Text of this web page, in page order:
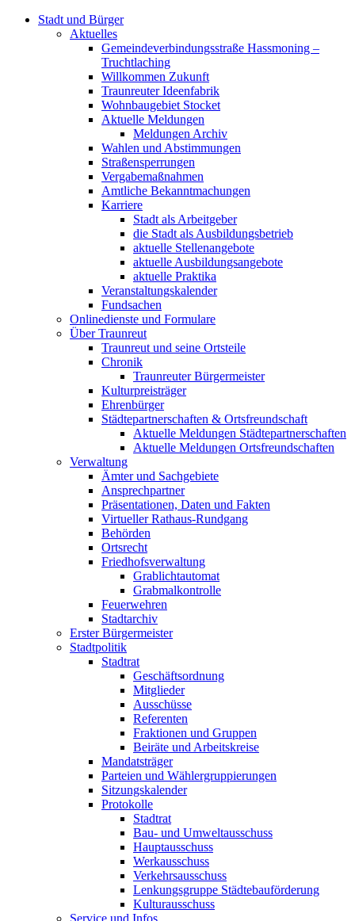
Stadt und Bürger
Aktuelles
Gemeindeverbindungsstraße Hassmoning –
Truchtlaching
Willkommen Zukunft
Traunreuter Ideenfabrik
Wohnbaugebiet Stocket
Aktuelle Meldungen
Meldungen Archiv
Wahlen und Abstimmungen
Straßensperrungen
Vergabemaßnahmen
Amtliche Bekanntmachungen
Karriere
Stadt als Arbeitgeber
die Stadt als Ausbildungsbetrieb
aktuelle Stellenangebote
aktuelle Ausbildungsangebote
aktuelle Praktika
Veranstaltungskalender
Fundsachen
Onlinedienste und Formulare
Über Traunreut
Traunreut und seine Ortsteile
Chronik
Traunreuter Bürgermeister
Kulturpreisträger
Ehrenbürger
Städtepartnerschaften & Ortsfreundschaft
Aktuelle Meldungen Städtepartnerschaften
Aktuelle Meldungen Ortsfreundschaften
Verwaltung
Ämter und Sachgebiete
Ansprechpartner
Präsentationen, Daten und Fakten
Virtueller Rathaus-Rundgang
Behörden
Ortsrecht
Friedhofsverwaltung
Grablichtautomat
Grabmalkontrolle
Feuerwehren
Stadtarchiv
Erster Bürgermeister
Stadtpolitik
Stadtrat
Geschäftsordnung
Mitglieder
Ausschüsse
Referenten
Fraktionen und Gruppen
Beiräte und Arbeitskreise
Mandatsträger
Parteien und Wählergruppierungen
Sitzungskalender
Protokolle
Stadtrat
Bau- und Umweltausschuss
Hauptausschuss
Werkausschuss
Verkehrsausschuss
Lenkungsgruppe Städtebauförderung
Kulturausschuss
Service und Infos